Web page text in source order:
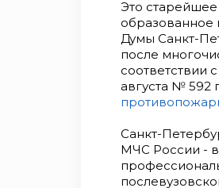
Это
образованное
Думы Санкт-
после
соответствии
августа № 592
Санкт-
МЧС России -